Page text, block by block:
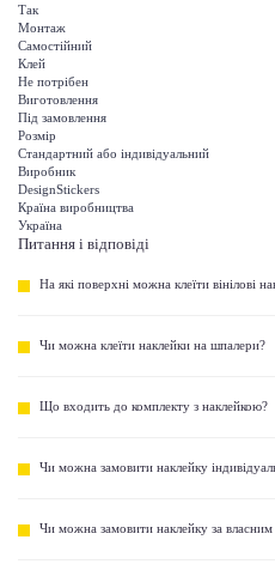
Так
Монтаж
Самостійний
Клей
Не потрібен
Виготовлення
Під замовлення
Розмір
Стандартний або індивідуальний
Виробник
DesignStickers
Країна виробництва
Україна
Питання і відповіді
На які поверхні можна клеїти вінілові
Чи можна клеїти наклейки на шпалери?
Що входить до комплекту з наклейкою?
Чи можна замовити наклейку
Чи можна замовити наклейку за